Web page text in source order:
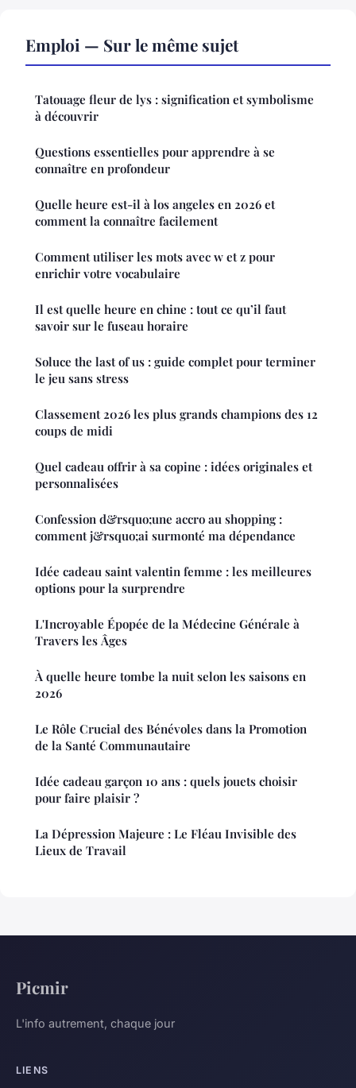
Emploi — Sur le même sujet
Tatouage fleur de lys : signification et symbolisme
à découvrir
Questions essentielles pour apprendre à se
connaître en profondeur
Quelle heure est-il à los angeles en 2026 et
comment la connaître facilement
Comment utiliser les mots avec w et z pour
enrichir votre vocabulaire
Il est quelle heure en chine : tout ce qu’il faut
savoir sur le fuseau horaire
Soluce the last of us : guide complet pour terminer
le jeu sans stress
Classement 2026 les plus grands champions des 12
coups de midi
Quel cadeau offrir à sa copine : idées originales et
personnalisées
Confession d&rsquo;une accro au shopping :
comment j&rsquo;ai surmonté ma dépendance
Idée cadeau saint valentin femme : les meilleures
options pour la surprendre
L'Incroyable Épopée de la Médecine Générale à
Travers les Âges
À quelle heure tombe la nuit selon les saisons en
2026
Le Rôle Crucial des Bénévoles dans la Promotion
de la Santé Communautaire
Idée cadeau garçon 10 ans : quels jouets choisir
pour faire plaisir ?
La Dépression Majeure : Le Fléau Invisible des
Lieux de Travail
Picmir
L'info autrement, chaque jour
LIENS